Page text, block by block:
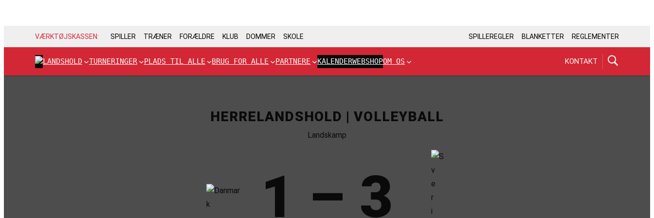
VÆRKTØJSKASSEN: SPILLER TRÆNER FORÆLDRE KLUB DOMMER SKOLE SPILLEREGLER BLANKETTER REGLEMENTER
LANDSHOLD TURNERINGER PLADS TIL ALLE BRUG FOR ALLE PARTNERE KALENDERWEBSHOPOM OS KONTAKT
HERRELANDSHOLD | VOLLEYBALL
Landskamp
1 – 3